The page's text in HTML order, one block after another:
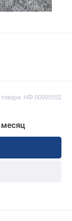
НФ-00005552